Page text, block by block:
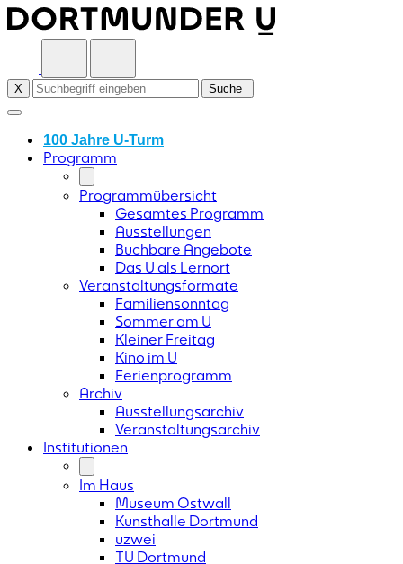
Skip
to
X Suche
100 Jahre U-Turm
Programm
Programmübersicht
Gesamtes Programm
Ausstellungen
Buchbare Angebote
Das U als Lernort
Veranstaltungsformate
Familiensonntag
Sommer am U
Kleiner Freitag
Kino im U
Ferienprogramm
Archiv
Ausstellungsarchiv
Veranstaltungsarchiv
Institutionen
Im Haus
Museum Ostwall
Kunsthalle Dortmund
uzwei
TU Dortmund